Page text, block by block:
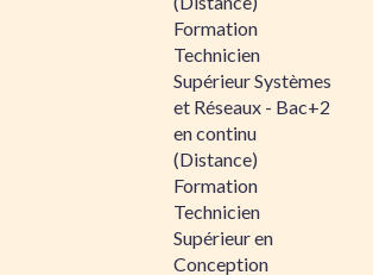
Formation
Technicien
Supérieur Systèmes
et Réseaux - Bac+2
en continu
(Distance)
Formation
Technicien
Supérieur en
Conception